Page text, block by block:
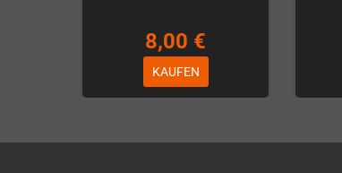
8,00 €
KAUFEN